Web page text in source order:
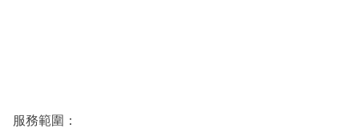
服務範圍：